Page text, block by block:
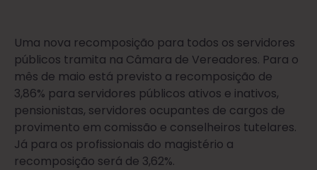
Uma nova recomposição para todos os servidores
públicos tramita na Câmara de Vereadores. Para o
mês de maio está previsto a recomposição de
3,86% para servidores públicos ativos e inativos,
pensionistas, servidores ocupantes de cargos de
provimento em comissão e conselheiros tutelares.
Já para os profissionais do magistério a
recomposição será de 3,62%.